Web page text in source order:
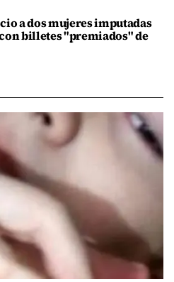
a dos mujeres imputadas
billetes "premiados" de